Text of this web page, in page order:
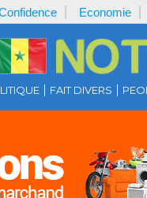
Economie
FAIT DIVERS